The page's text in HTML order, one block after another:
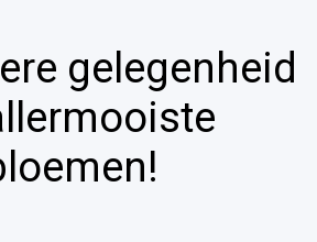
gelegenheid